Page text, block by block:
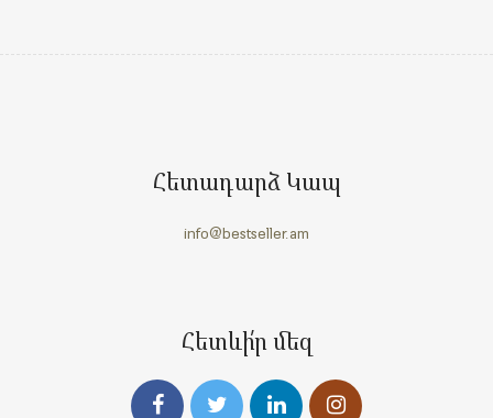
Հետադարձ Կապ
info@bestseller.am
Հետևի՛ր մեզ